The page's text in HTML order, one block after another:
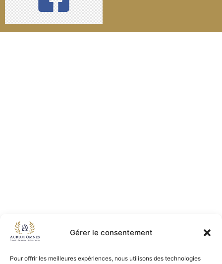
Gérer le consentement
Pour offrir les meilleures expériences, nous utilisons des technologies